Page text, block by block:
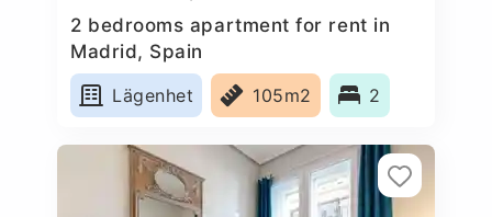
2 bedrooms apartment for rent in
Madrid, Spain
Lägenhet
105m2 2